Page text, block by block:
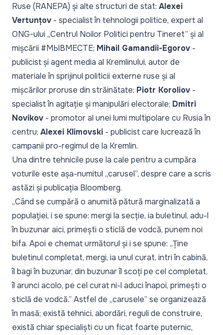
Ruse (RANEPA) și alte structuri de stat: Alexei
Vertunțov - specialist în tehnologii politice, expert al
ONG-ului „Centrul Noilor Politici pentru Tineret” și al
mișcării #МЫВМЕСТЕ; Mihail Gamandii-Egorov -
publicist și agent media al Kremlinului, autor de
materiale în sprijinul politicii externe ruse și al
mișcărilor proruse din străinătate; Piotr Koroliov -
specialist în agitație și manipulări electorale; Dmitri
Novikov - promotor al unei lumi multipolare cu Rusia în
centru; Alexei Klimovski - publicist care lucrează în
campanii pro-regimul de la Kremlin.
Una dintre tehnicile puse la cale pentru a cumpăra
voturile este așa-numitul „carusel”, despre care a scris
astăzi și publicația Bloomberg.
„Când se cumpără o anumită pătură marginalizată a
populației, i se spune: mergi la secție, ia buletinul, adu-l
în buzunar aici, primești o sticlă de vodcă, punem noi
bifa. Apoi e chemat următorul și i se spune: „Ține
buletinul completat, mergi, ia unul curat, intri în cabină,
îl bagi în buzunar, din buzunar îl scoți pe cel completat,
îl arunci acolo, pe cel curat ni-l aduci înapoi, primești o
sticlă de vodcă.” Astfel de „carusele” se organizează
în masă; există tehnici, abordări, reguli de construire,
există chiar specialiști cu un ficat foarte puternic,